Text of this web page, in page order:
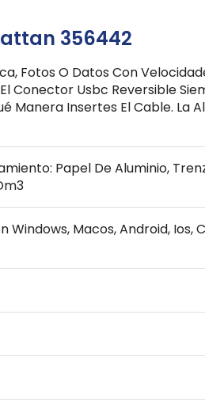
356442
Fotos O Datos Con
Conector Usbc Reversible
Manera Insertes El Cable. La
Papel De Aluminio,
Windows, Macos, Android, Ios,